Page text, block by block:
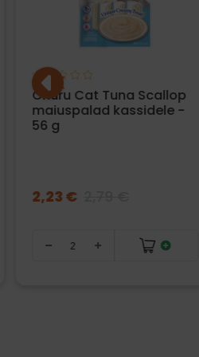
Churu Cat Tuna Scallop
maiuspalad kassidele -
56 g
2,23 €